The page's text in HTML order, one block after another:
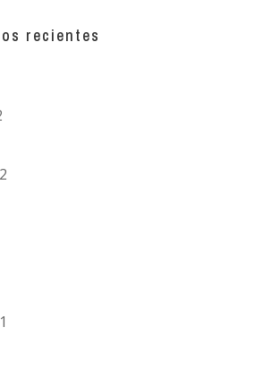
recientes